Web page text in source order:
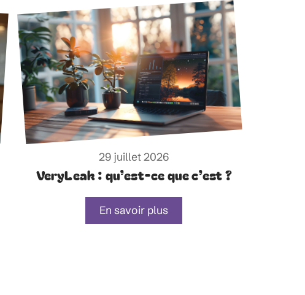
29 juillet 2026
VeryLeak : qu’est-ce que c’est ?
En savoir plus